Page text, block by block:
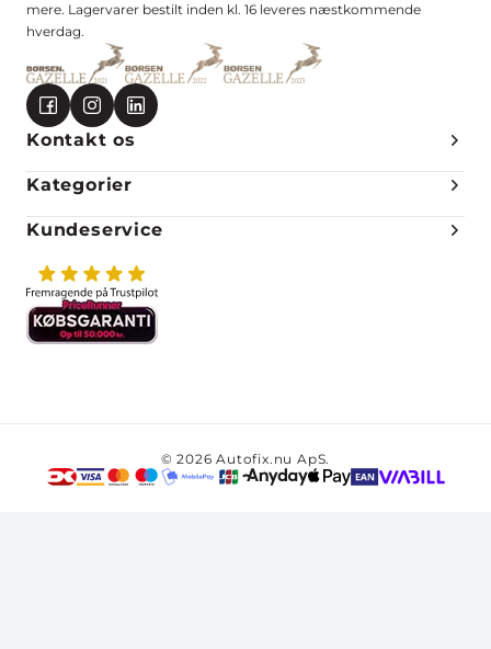
mere. Lagervarer bestilt inden kl. 16 leveres næstkommende
hverdag.
Kontakt os
Kategorier
Kundeservice
© 2026 Autofix.nu ApS.